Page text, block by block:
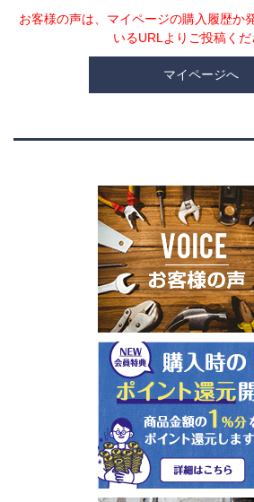
お客様の声は、マイページの購入履歴か
いるURLよりご投稿くだ
マイページへ